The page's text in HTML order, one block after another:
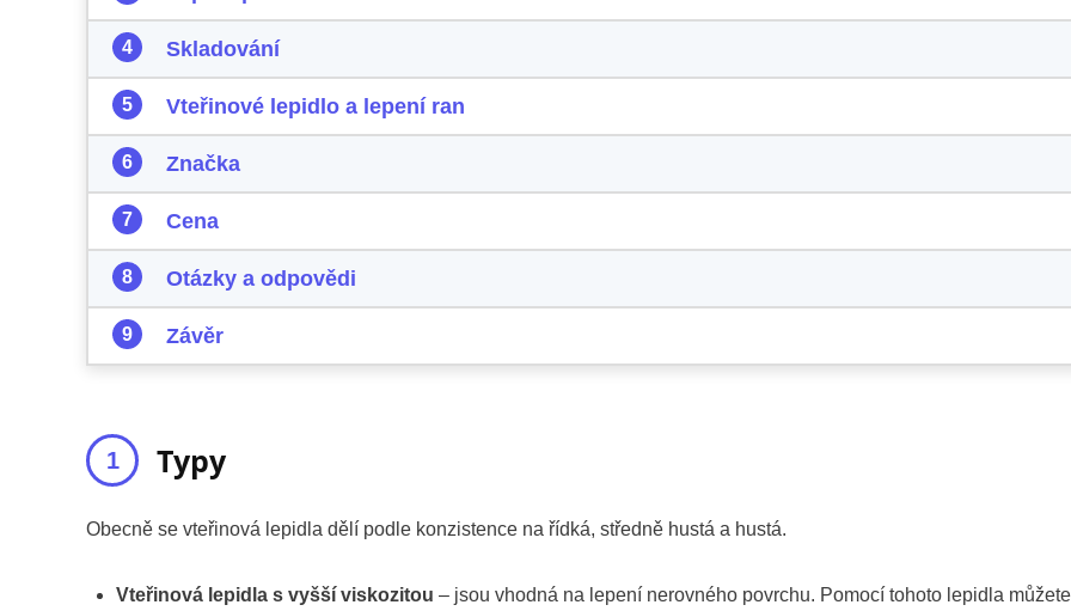
Skladování
Vteřinové lepidlo a lepení ran
Značka
Cena
Otázky a odpovědi
Závěr
Typy
Obecně se vteřinová lepidla dělí podle konzistence na řídká, středně hustá a hustá.
Vteřinová lepidla s vyšší viskozitou – jsou vhodná na lepení nerovného povrchu. Pomocí tohoto lepidla můžete